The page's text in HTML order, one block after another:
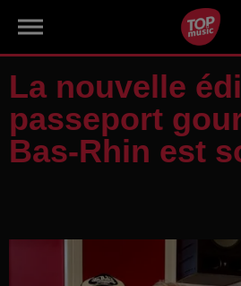
La nouvelle
passeport
Bas-Rhin est